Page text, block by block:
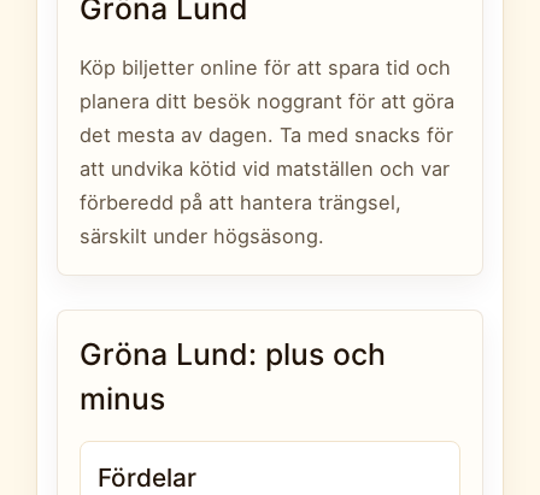
Gröna Lund
Köp biljetter online för att spara tid och
planera ditt besök noggrant för att göra
det mesta av dagen. Ta med snacks för
att undvika kötid vid matställen och var
förberedd på att hantera trängsel,
särskilt under högsäsong.
Gröna Lund: plus och
minus
Fördelar